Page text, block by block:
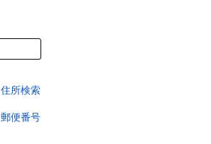
住所検索
郵便番号